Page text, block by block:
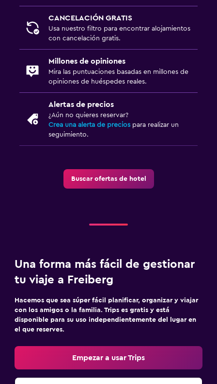
CANCELACIÓN GRATIS
Usa nuestro filtro para encontrar alojamientos
con cancelación gratis.
Millones de opiniones
Mira las puntuaciones basadas en millones de
opiniones de huéspedes reales.
Alertas de precios
¿Aún no quieres reservar?
Crea una alerta de precios para realizar un
seguimiento.
Buscar ofertas de hotel
Una forma más fácil de gestionar
tu viaje a Freiberg
Hacemos que sea súper fácil planificar, organizar y viajar
con los amigos o la familia. Trips es gratis y está
disponible para su uso independientemente del lugar en
el que reserves.
Empezar a usar Trips